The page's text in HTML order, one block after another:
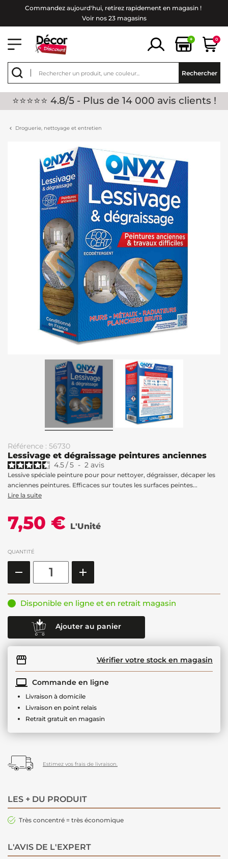
Commandez aujourd'hui, retirez rapidement en magasin !
Voir nos 23 magasins
+ 0
Rechercher
⭐⭐⭐⭐⭐ 4.8/5 - Plus de 14 000 avis clients !
Droguerie, nettoyage et entretien
Référence : 56730
Lessivage et dégraissage peintures anciennes
4.5/5 - 2 avis
Lessive spéciale peinture pour pour nettoyer, dégraisser, décaper les
anciennes peintures. Efficaces sur toutes les surfaces peintes...
Lire la suite
7,50 € L'Unité
QUANTITÉ
Disponible en ligne et en retrait magasin
Ajouter au panier
Vérifier votre stock en magasin
Commande en ligne
Livraison à domicile
Livraison en point relais
Retrait gratuit en magasin
Estimez vos frais de livraison.
LES + DU PRODUIT
Très concentré = très économique
L'AVIS DE L'EXPERT